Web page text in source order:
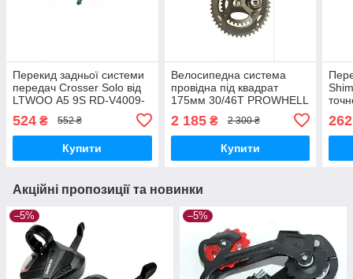
Перекид задньої системи
передач Crosser Solo від
LTWOO А5 9S RD-V4009-
524 ₴ 552 ₴
Купити
Велосипедна система
провідна під квадрат
175мм 30/46Т PROWHELL
продуктивність на висоті
2 185₴ 2 300 ₴
Купити
262
Акційні пропозиції та новинки
–5% –5%